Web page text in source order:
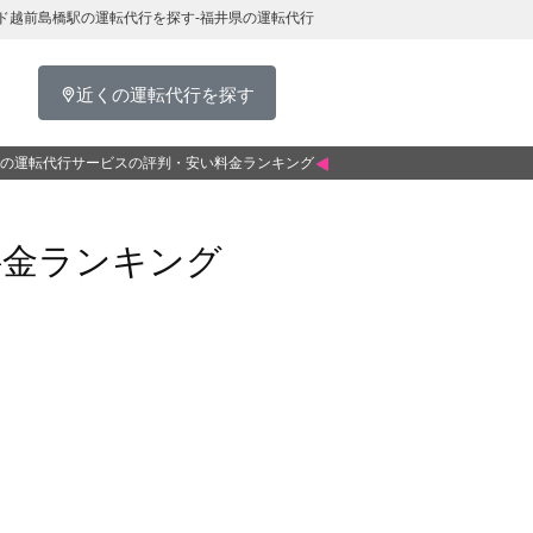
前島橋駅の運転代行を探す-福井県の運転代行
近くの運転代行を探す
運転代行サービスの評判・安い料金ランキング
ランキング